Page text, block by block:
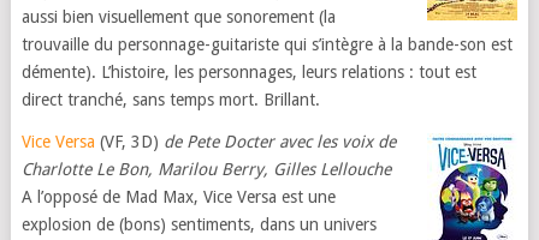
aussi bien visuellement que sonorement (la
trouvaille du personnage-guitariste qui s’intègre à la bande-son est
démente). L’histoire, les personnages, leurs relations : tout est
direct tranché, sans temps mort. Brillant.
Vice Versa (VF, 3D) de Pete Docter avec les voix de
Charlotte Le Bon, Marilou Berry, Gilles Lellouche
A l’opposé de Mad Max, Vice Versa est une
explosion de (bons) sentiments, dans un univers